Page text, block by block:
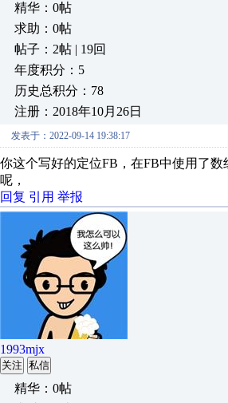
精华：0帖
求助：0帖
帖子：2帖 | 19回
年度积分：5
历史总积分：78
注册：2018年10月26日
发表于：2022-09-14 19:38:17
你这个写好的定位FB， 在FB中使用了数
呢，
回复 引用 举报
1993mjx
关注 私信
精华：0帖